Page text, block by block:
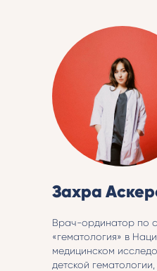
Захра
Врач-ординатор по
«гематология» в
медицинском
детской